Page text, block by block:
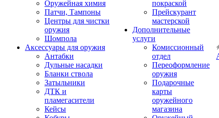
Оружейная химия
Патчи, Тампоны
Центры для чистки
оружия
Шомпола
Аксессуары для оружия
Антабки
Дульные насадки
Бланки ствола
Затыльники
ДТК и
пламегасители
Кейсы
покраской
Прейскурант
мастерской
Дополнительные
услуги
Комиссионный
отдел
Переоформление
оружия
Подарочные
карты
оружейного
магазина